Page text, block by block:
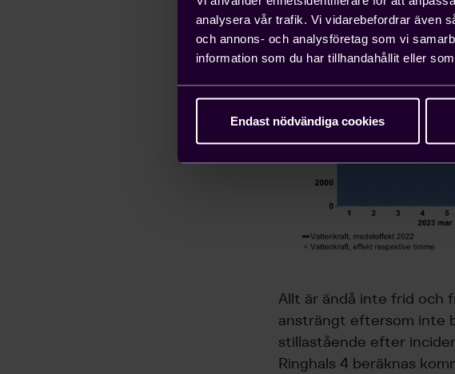
analysera vår trafik. Vi vidarebefordrar även
och annons- och analysföretag som vi
information som du har tillhandahållit eller
Endast nödvändiga cookies
Allt är ändå inte frid och
ansträngt eftersom inte
stillastående efter
Ringhals 4 beräknas